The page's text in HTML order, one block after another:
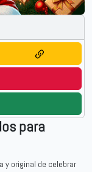
para
y original de celebrar